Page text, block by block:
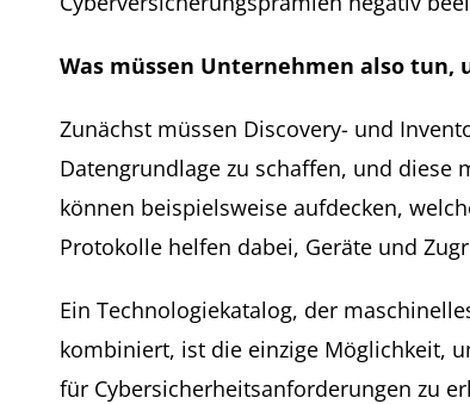
Was müssen Unternehmen also tun,
Zunächst müssen Discovery- und
Datengrundlage zu schaffen, und diese
können beispielsweise aufdecken,
Protokolle helfen dabei, Geräte und
Ein Technologiekatalog, der
kombiniert, ist die einzige Möglichkeit,
für Cybersicherheitsanforderungen zu